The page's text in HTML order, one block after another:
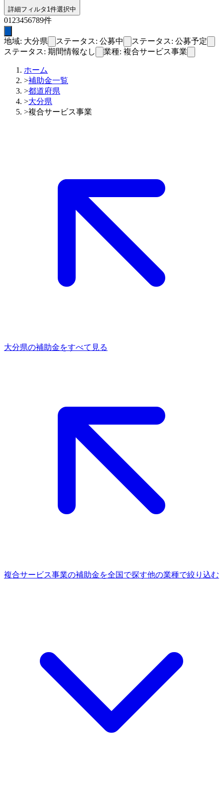
詳細フィルタ 1件選択中
01 23456789件
地域: 大分県 ステータス: 公募中
ステータス: 公募予定
ステータス: 期間情報なし
業種: 複合サービス事業
ホーム
>補助金一覧
>都道府県
>大分県
>複合サービス事業
大分県の補助金をすべて見る
複合サービス事業の補助金を全国で探す他の業種で絞り込む